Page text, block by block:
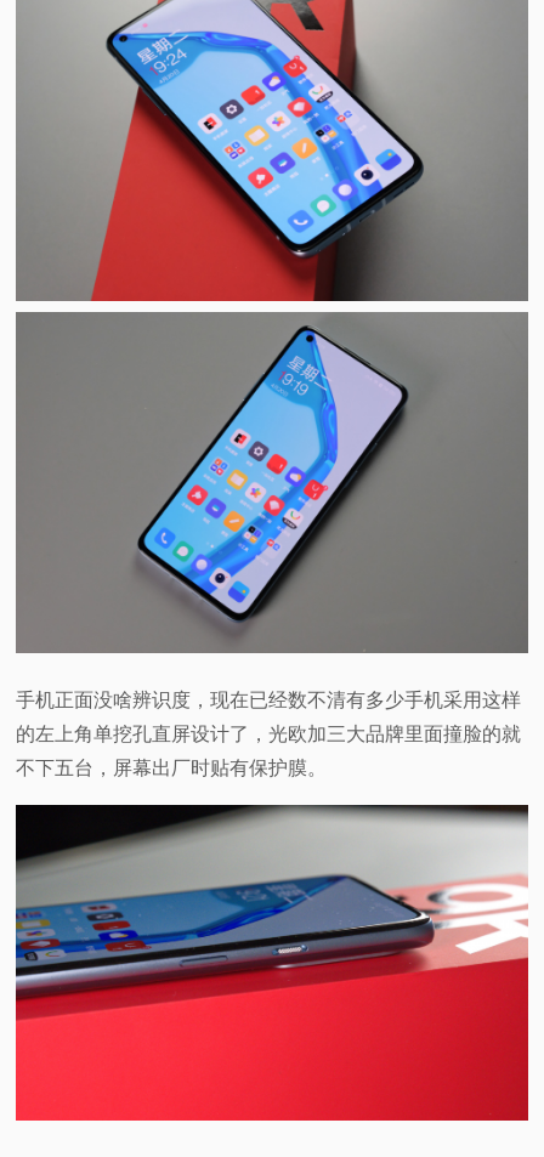
手机正面没啥辨识度，现在已经数不清有多少手机采用这样
的左上角单挖孔直屏设计了，光欧加三大品牌里面撞脸的就
不下五台，屏幕出厂时贴有保护膜。